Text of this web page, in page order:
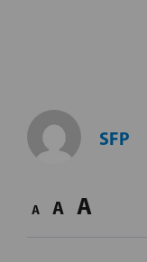
SFP
A A A